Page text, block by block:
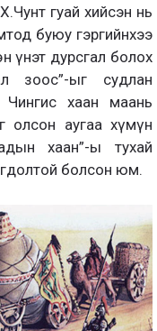
гуай хийсэн нь
буюу гэргийнхээ
үнэт дурсгал болох
зоос”-ыг судлан
хаан маань
олсон аугаа хүмүн
хаан”-ы тухай
болсон юм.